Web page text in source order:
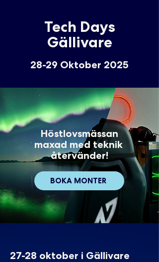
Tech Days
Gällivare
28-29 Oktober 2025
Höstlovsmässan
maxad med teknik
återvänder!
BOKA MONTER
27-28 oktober i Gällivare